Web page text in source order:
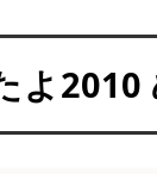
よ2010